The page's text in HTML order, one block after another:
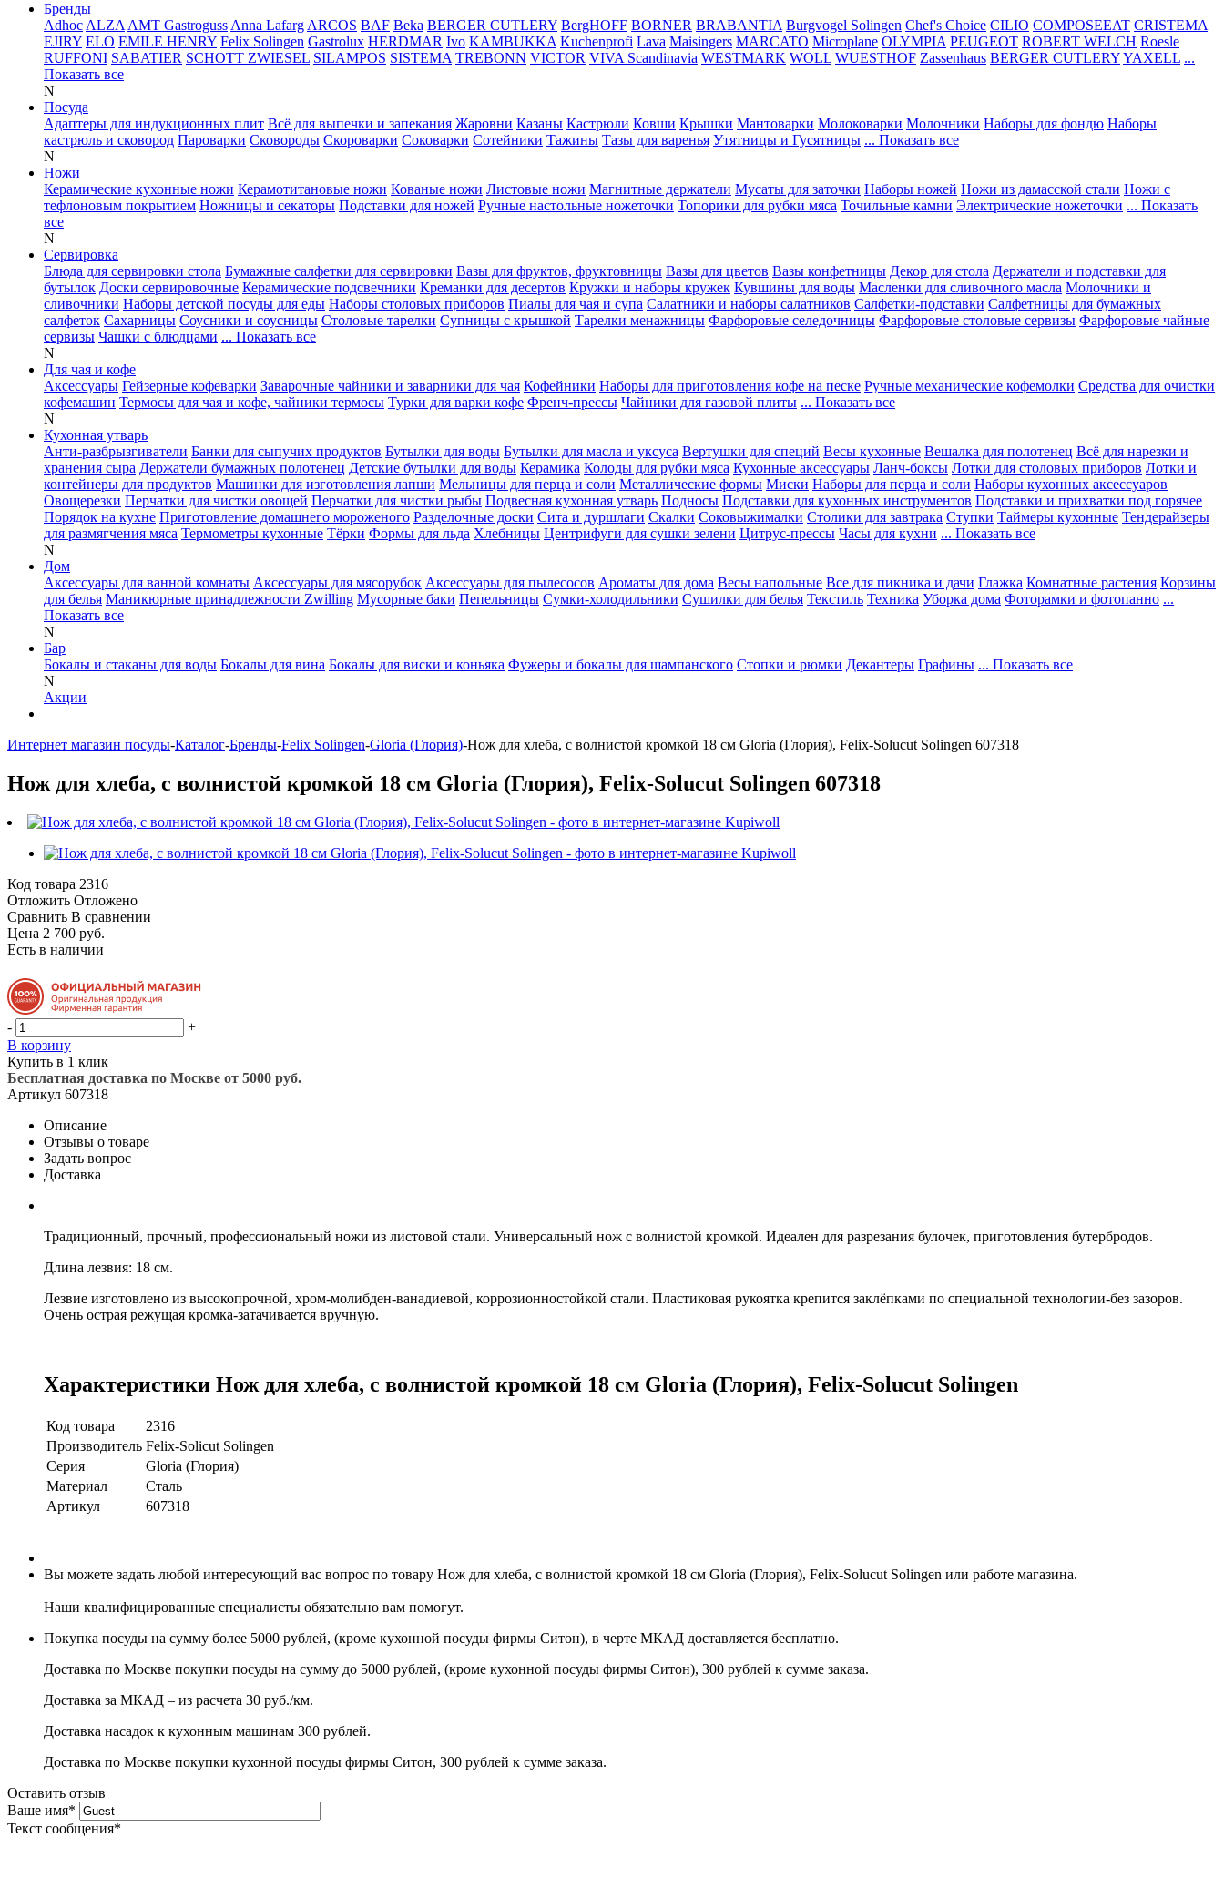
Бренды
Adhoc ALZA AMT Gastroguss Anna Lafarg ARCOS BAF Beka BERGER CUTLERY BergHOFF BORNER BRABANTIA Burgvogel Solingen Chef's Choice CILIO COMPOSEEAT CRISTEMA
EJIRY ELO EMILE HENRY Felix Solingen Gastrolux HERDMAR Ivo KAMBUKKA Kuchenprofi Lava Maisingers MARCATO Microplane OLYMPIA PEUGEOT ROBERT WELCH Roesle
RUFFONI SABATIER SCHOTT ZWIESEL SILAMPOS SISTEMA TREBONN VICTOR VIVA Scandinavia WESTMARK WOLL WUESTHOF Zassenhaus BERGER CUTLERYYAXELL ...
Показать все
N
Посуда
Адаптеры для индукционных плит Всё для выпечки и запекания Жаровни Казаны Кастрюли Ковши Крышки Мантоварки Молоковарки Молочники Наборы для фондю Наборы
кастрюль и сковород Пароварки Сковороды Скороварки Соковарки Сотейники Тажины Тазы для варенья Утятницы и Гусятницы ... Показать все
N
Ножи
Керамические кухонные ножи Керамотитановые ножи Кованые ножи Листовые ножи Магнитные держатели Мусаты для заточки Наборы ножей Ножи из дамасской стали Ножи с
тефлоновым покрытием Ножницы и секаторы Подставки для ножей Ручные настольные ножеточки Топорики для рубки мяса Точильные камни Электрические ножеточки ... Показать
все
N
Сервировка
Блюда для сервировки стола Бумажные салфетки для сервировки Вазы для фруктов, фруктовницы Вазы для цветов Вазы конфетницы Декор для стола Держатели и подставки для
бутылок Доски сервировочные Керамические подсвечники Креманки для десертов Кружки и наборы кружек Кувшины для воды Масленки для сливочного масла Молочники и
сливочники Наборы детской посуды для еды Наборы столовых приборов Пиалы для чая и супа Салатники и наборы салатников Салфетки-подставки Салфетницы для бумажных
салфеток Сахарницы Соусники и соусницы Столовые тарелки Супницы с крышкой Тарелки менажницы Фарфоровые селедочницы Фарфоровые столовые сервизы Фарфоровые чайные
сервизы Чашки с блюдцами ... Показать все
N
Для чая и кофе
Аксессуары Гейзерные кофеварки Заварочные чайники и заварники для чая Кофейники Наборы для приготовления кофе на песке Ручные механические кофемолки Средства для очистки
кофемашин Термосы для чая и кофе, чайники термосы Турки для варки кофе Френч-прессы Чайники для газовой плиты ... Показать все
N
Кухонная утварь
Анти-разбрызгиватели Банки для сыпучих продуктов Бутылки для воды Бутылки для масла и уксуса Вертушки для специй Весы кухонные Вешалка для полотенец Всё для нарезки и
хранения сыра Держатели бумажных полотенец Детские бутылки для воды Керамика Колоды для рубки мяса Кухонные аксессуары Ланч-боксы Лотки для столовых приборов Лотки и
контейнеры для продуктов Машинки для изготовления лапши Мельницы для перца и соли Металлические формы Миски Наборы для перца и соли Наборы кухонных аксессуаров
Овощерезки Перчатки для чистки овощей Перчатки для чистки рыбы Подвесная кухонная утварь Подносы Подставки для кухонных инструментов Подставки и прихватки под горячее
Порядок на кухне Приготовление домашнего мороженого Разделочные доски Сита и дуршлаги Скалки Соковыжималки Столики для завтрака Ступки Таймеры кухонные Тендерайзеры
для размягчения мяса Термометры кухонные Тёрки Формы для льда Хлебницы Центрифуги для сушки зелени Цитрус-прессы Часы для кухни ... Показать все
N
Дом
Аксессуары для ванной комнаты Аксессуары для мясорубок Аксессуары для пылесосов Ароматы для дома Весы напольные Все для пикника и дачи Глажка Комнатные растения Корзины
для белья Маникюрные принадлежности Zwilling Мусорные баки Пепельницы Сумки-холодильники Сушилки для белья Текстиль Техника Уборка дома Фоторамки и фотопанно ...
Показать все
N
Бар
Бокалы и стаканы для воды Бокалы для вина Бокалы для виски и коньяка Фужеры и бокалы для шампанского Стопки и рюмки Декантеры Графины ... Показать все
N
Акции
Интернет магазин посуды-Каталог-Бренды-Felix Solingen-Gloria (Глория)-Нож для хлеба, с волнистой кромкой 18 см Gloria (Глория), Felix-Solucut Solingen 607318
Нож для хлеба, с волнистой кромкой 18 см Gloria (Глория), Felix-Solucut Solingen 607318
Код товара 2316
Отложить Отложено
Сравнить В сравнении
Цена 2 700 руб.
Есть в наличии
-
+
В корзину
Купить в 1 клик
Бесплатная доставка по Москве от 5000 руб.
Артикул 607318
Описание
Отзывы о товаре
Задать вопрос
Доставка
Традиционный, прочный, профессиональный ножи из листовой стали. Универсальный нож с волнистой кромкой. Идеален для разрезания булочек, приготовления бутербродов.
Длина лезвия: 18 см.
Лезвие изготовлено из высокопрочной, хром-молибден-ванадиевой, коррозионностойкой стали. Пластиковая рукоятка крепится заклёпками по специальной технологии-без зазоров.
Очень острая режущая кромка-затачивается вручную.
Характеристики Нож для хлеба, с волнистой кромкой 18 см Gloria (Глория), Felix-Solucut Solingen
Код товара
2316
Производитель Felix-Solicut Solingen
Серия
Gloria (Глория)
Материал
Сталь
Артикул
607318
Вы можете задать любой интересующий вас вопрос по товару Нож для хлеба, с волнистой кромкой 18 см Gloria (Глория), Felix-Solucut Solingen или работе магазина.
Наши квалифицированные специалисты обязательно вам помогут.
Покупка посуды на сумму более 5000 рублей, (кроме кухонной посуды фирмы Ситон), в черте МКАД доставляется бесплатно.
Доставка по Москве покупки посуды на сумму до 5000 рублей, (кроме кухонной посуды фирмы Ситон), 300 рублей к сумме заказа.
Доставка за МКАД – из расчета 30 руб./км.
Доставка насадок к кухонным машинам 300 рублей.
Доставка по Москве покупки кухонной посуды фирмы Ситон, 300 рублей к сумме заказа.
Оставить отзыв
Ваше имя*
Текст сообщения*